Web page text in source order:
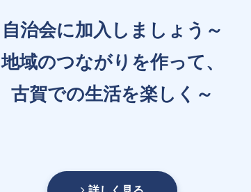
自治会に加入しましょう～
地域のつながりを作って、
古賀での生活を楽しく～